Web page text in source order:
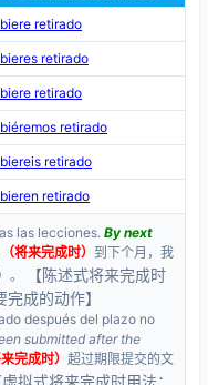
retirado
retirado
retirado
retirado
retirado
retirado
las lecciones. By next
（将来完成时） 到下个月，我
。
【陈述式将来完成时
成的动作】
después del plazo no
submitted after the
完成时） 超过期限提交的文